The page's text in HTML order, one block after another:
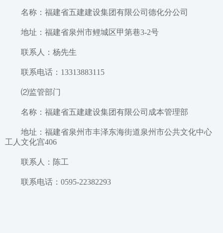
名称：福建省五建建设集团有限公司 德化分公司
地址：福建省泉州市鲤城区甲第巷3-2号
联系人： 杨先生
联系电话： 13313883115
⑵监管部门
名称：福建省五建建设集团有限公司 成本管理部
地址：福建省泉州市丰泽东海街道泉州市公共文化中心
工人文化宫406
联系人： 陈工
联系电话： 0595-22382293